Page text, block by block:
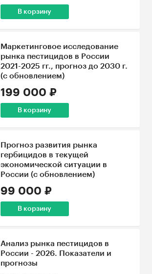
В корзину
Маркетинговое исследование
рынка пестицидов в России
2021-2025 гг., прогноз до 2030 г.
(с обновлением)
199 000 ₽
В корзину
Прогноз развития рынка
гербицидов в текущей
экономической ситуации в
России (с обновлением)
99 000 ₽
В корзину
Анализ рынка пестицидов в
России - 2026. Показатели и
прогнозы